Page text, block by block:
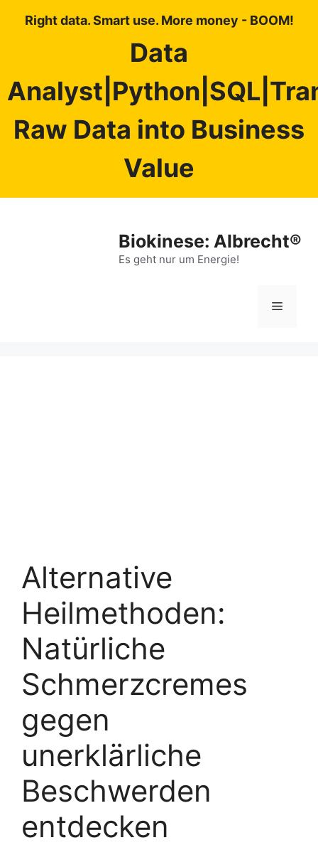
Right data. Smart use. More money - BOOM!
Data
Raw Data into Business
Value
Biokinese: Albrecht®
Es geht nur um Energie!
Menü
Alternative
Heilmethoden:
Natürliche
Schmerzcremes
gegen
unerklärliche
Beschwerden
entdecken